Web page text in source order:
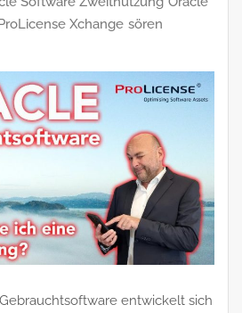
Xchange sören
entwickelt sich